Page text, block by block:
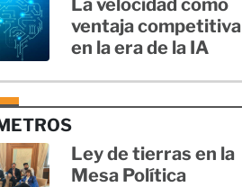
ventaja competitiva
en la era de la IA
Ley de tierras en la
Mesa Política